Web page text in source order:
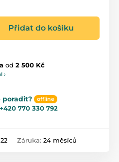
Přidat do košíku
od 2 500 Kč
›
poradit? offline
+420 770 330 792
Záruka: 24 měsíců